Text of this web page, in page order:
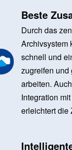
Beste
Durch das
Archivsystem
schnell und
zugreifen und
arbeiten.
Integration
erleichtert die